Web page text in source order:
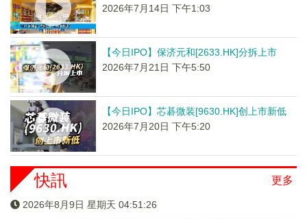
2026年7月14日 下午1:03
【今日IPO】保济元和[2633.HK]分拆上市
2026年7月21日 下午5:50
【今日IPO】芯碁微装[9630.HK]创上市新低
2026年7月20日 下午5:20
更多
快訊
2026年8月9日 星期天 04:51:26